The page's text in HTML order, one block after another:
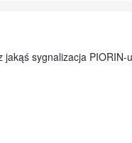
jakąś sygnalizacja PIORIN-u